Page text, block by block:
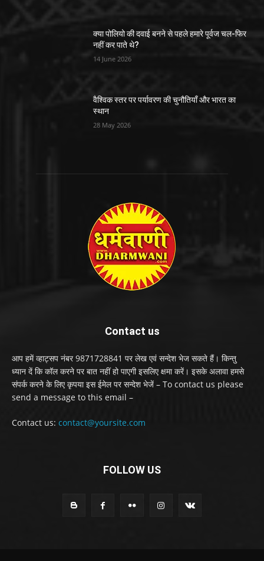
क्या पोलियो की दवाई बनने से पहले हमारे पूर्वज चल-फिर
नहीं कर पाते थे?
14 June 2026
वैश्विक स्तर पर पर्यावरण की चुनौतियाँ और भारत का
स्थान
28 May 2026
Contact us
आप हमें व्हाट्सप नंबर 9871728841 पर लेख एवं सन्देश भेज सकते हैं। किन्तु
ध्यान दें कि कॉल करने पर बात नहीं हो पाएगी इसलिए क्षमा करें। इसके अलावा हमसे
संपर्क करने के लिए कृपया इस ईमेल पर सन्देश भेजें – To contact us please
send a message to this email –
Contact us: contact@yoursite.com
FOLLOW US